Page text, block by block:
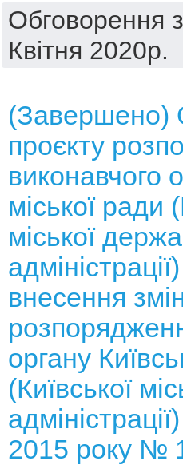
Обговорення
Квітня 2020р.
(Завершено)
проєкту
виконавчого
міської ради
міської
внесення
органу
(Київської
2015 року №